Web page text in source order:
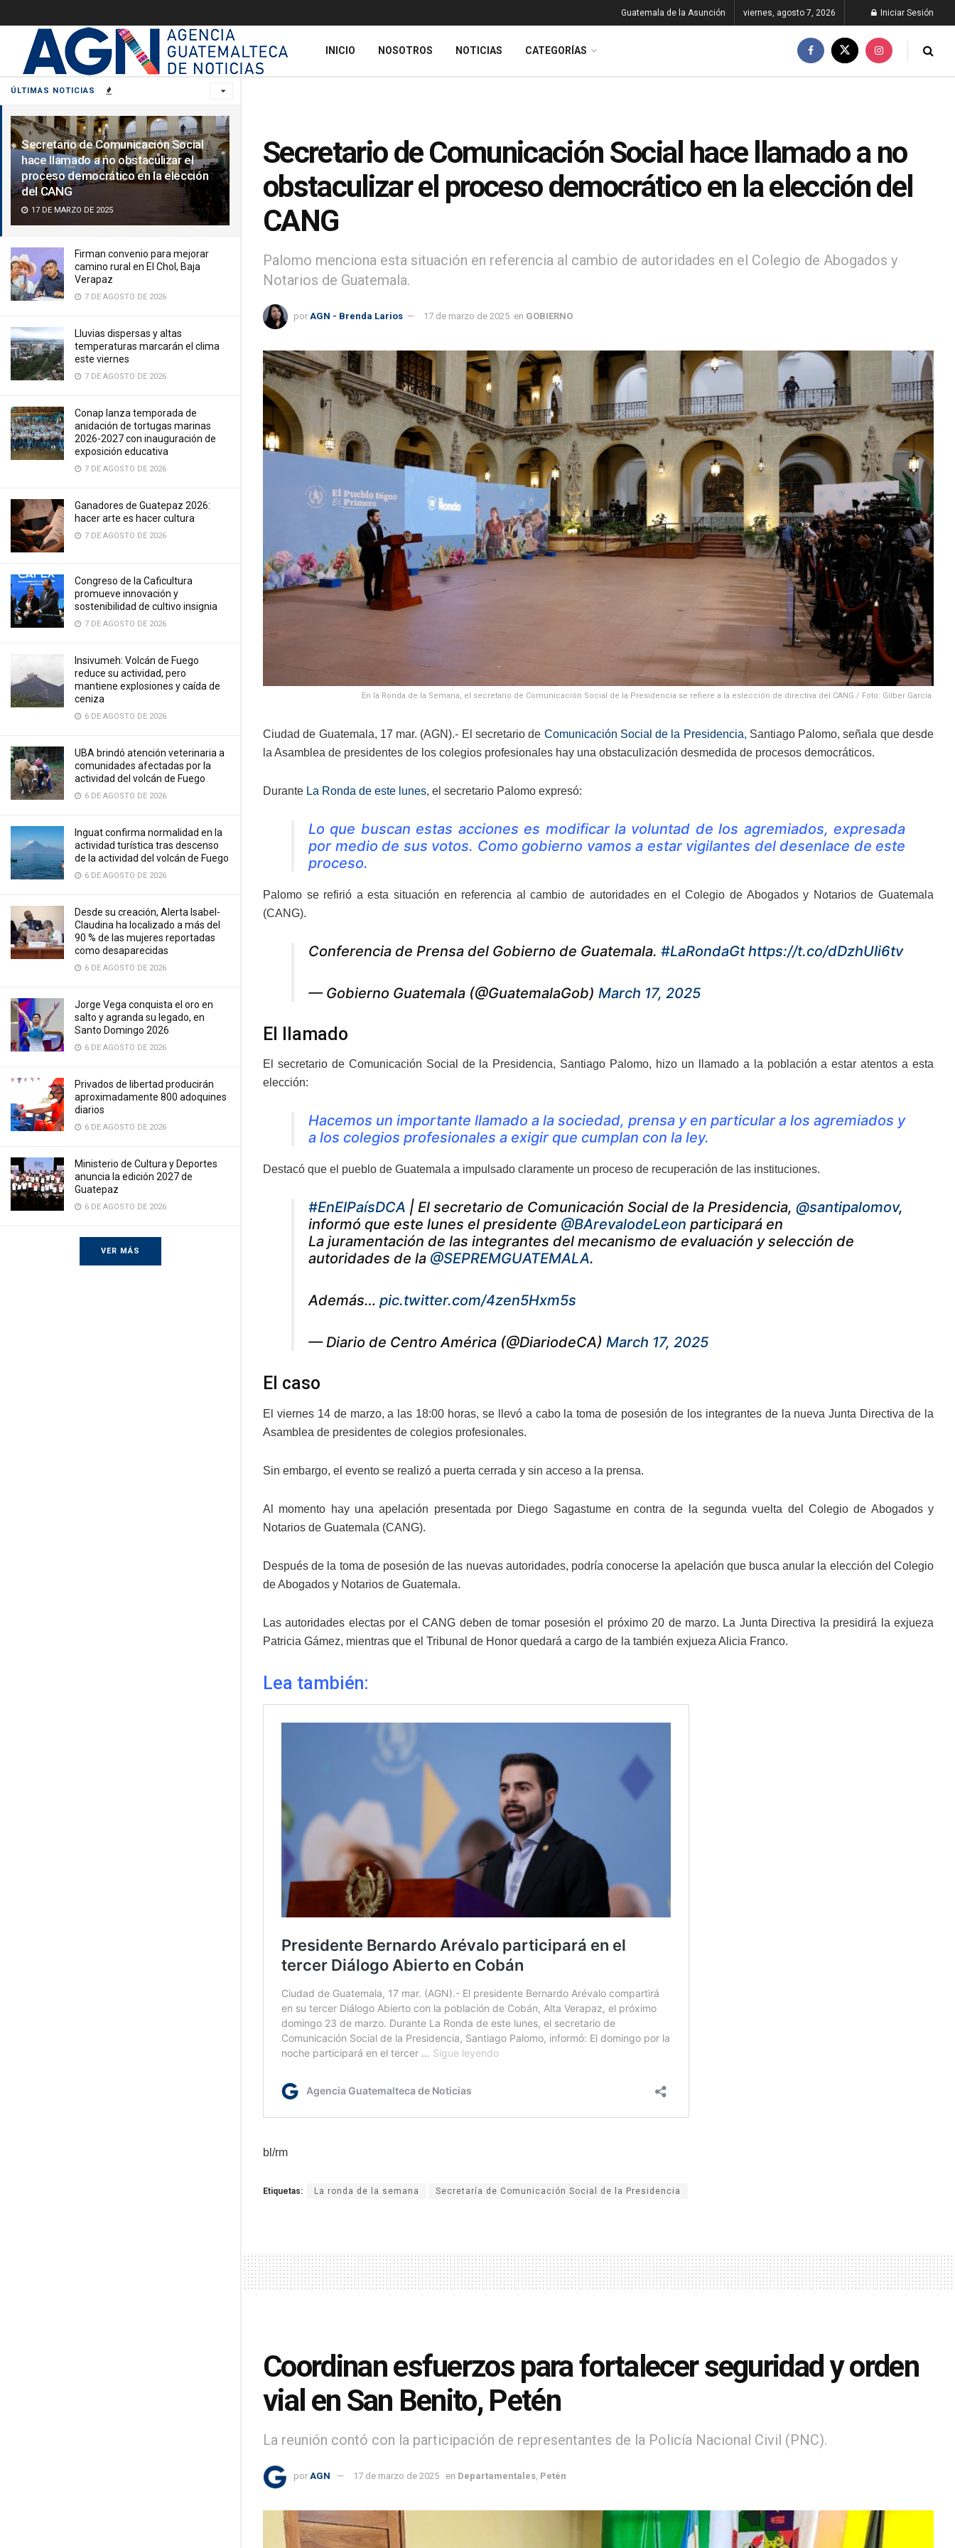
ÚLTIMAS NOTICIAS
Secretario de Comunicación Social
hace llamado a no obstaculizar el
proceso democrático en la elección
del CANG
17 DE MARZO DE 2025
Firman convenio para mejorar
camino rural en El Chol, Baja
Verapaz
7 DE AGOSTO DE 2026
Lluvias dispersas y altas
temperaturas marcarán el clima
este viernes
7 DE AGOSTO DE 2026
Conap lanza temporada de
anidación de tortugas marinas
2026-2027 con inauguración de
exposición educativa
7 DE AGOSTO DE 2026
Ganadores de Guatepaz 2026:
hacer arte es hacer cultura
7 DE AGOSTO DE 2026
Congreso de la Caficultura
promueve innovación y
sostenibilidad de cultivo insignia
7 DE AGOSTO DE 2026
Insivumeh: Volcán de Fuego
reduce su actividad, pero
mantiene explosiones y caída de
ceniza
6 DE AGOSTO DE 2026
UBA brindó atención veterinaria a
comunidades afectadas por la
actividad del volcán de Fuego
6 DE AGOSTO DE 2026
Inguat confirma normalidad en la
actividad turística tras descenso
de la actividad del volcán de Fuego
6 DE AGOSTO DE 2026
Desde su creación, Alerta Isabel-
Claudina ha localizado a más del
90 % de las mujeres reportadas
como desaparecidas
6 DE AGOSTO DE 2026
Jorge Vega conquista el oro en
salto y agranda su legado, en
Santo Domingo 2026
6 DE AGOSTO DE 2026
Privados de libertad producirán
aproximadamente 800 adoquines
diarios
6 DE AGOSTO DE 2026
Ministerio de Cultura y Deportes
anuncia la edición 2027 de
Guatepaz
6 DE AGOSTO DE 2026
VER MÁS
Guatemala de la Asunción viernes, agosto 7, 2026 Iniciar Sesión
INICIO NOSOTROS NOTICIAS CATEGORÍAS
Secretario de Comunicación Social hace llamado a no
obstaculizar el proceso democrático en la elección del
CANG
Palomo menciona esta situación en referencia al cambio de autoridades en el Colegio de Abogados y
Notarios de Guatemala.
por AGN - Brenda Larios 17 de marzo de 2025 en GOBIERNO
En la Ronda de la Semana, el secretario de Comunicación Social de la Presidencia se refiere a la eslección de directiva del CANG./ Foto: Gilber García.
Ciudad de Guatemala, 17 mar. (AGN).- El secretario de Comunicación Social de la Presidencia, Santiago Palomo, señala que desde
la Asamblea de presidentes de los colegios profesionales hay una obstaculización desmedida de procesos democráticos.
Durante La Ronda de este lunes, el secretario Palomo expresó:
Lo que buscan estas acciones es modificar la voluntad de los agremiados, expresada
por medio de sus votos. Como gobierno vamos a estar vigilantes del desenlace de este
proceso.
Palomo se refirió a esta situación en referencia al cambio de autoridades en el Colegio de Abogados y Notarios de Guatemala
(CANG).
Conferencia de Prensa del Gobierno de Guatemala. #LaRondaGt https://t.co/dDzhUIi6tv
— Gobierno Guatemala (@GuatemalaGob) March 17, 2025
El llamado
El secretario de Comunicación Social de la Presidencia, Santiago Palomo, hizo un llamado a la población a estar atentos a esta
elección:
Hacemos un importante llamado a la sociedad, prensa y en particular a los agremiados y
a los colegios profesionales a exigir que cumplan con la ley.
Destacó que el pueblo de Guatemala a impulsado claramente un proceso de recuperación de las instituciones.
#EnElPaísDCA | El secretario de Comunicación Social de la Presidencia, @santipalomov,
informó que este lunes el presidente @BArevalodeLeon participará en
La juramentación de las integrantes del mecanismo de evaluación y selección de
autoridades de la @SEPREMGUATEMALA.
Además… pic.twitter.com/4zen5Hxm5s
— Diario de Centro América (@DiariodeCA) March 17, 2025
El caso
El viernes 14 de marzo, a las 18:00 horas, se llevó a cabo la toma de posesión de los integrantes de la nueva Junta Directiva de la
Asamblea de presidentes de colegios profesionales.
Sin embargo, el evento se realizó a puerta cerrada y sin acceso a la prensa.
Al momento hay una apelación presentada por Diego Sagastume en contra de la segunda vuelta del Colegio de Abogados y
Notarios de Guatemala (CANG).
Después de la toma de posesión de las nuevas autoridades, podría conocerse la apelación que busca anular la elección del Colegio
de Abogados y Notarios de Guatemala.
Las autoridades electas por el CANG deben de tomar posesión el próximo 20 de marzo. La Junta Directiva la presidirá la exjueza
Patricia Gámez, mientras que el Tribunal de Honor quedará a cargo de la también exjueza Alicia Franco.
Lea también:
bl/rm
Etiquetas: La ronda de la semana Secretaría de Comunicación Social de la Presidencia
Coordinan esfuerzos para fortalecer seguridad y orden
vial en San Benito, Petén
La reunión contó con la participación de representantes de la Policía Nacional Civil (PNC).
por AGN 17 de marzo de 2025 en Departamentales, Petén